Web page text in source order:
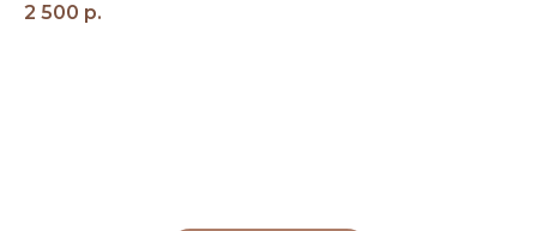
2 500 р.